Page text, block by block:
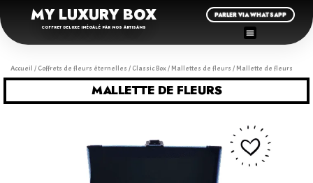
MY LUXURY BOX
COFFRET DELUXE INÉGALÉ PAR NOS ARTISANS
PARLER VIA WHATSAPP
Accueil / Coffrets de fleurs éternelles / Classic Box/ Mallettes de fleurs / Mallette de fleurs
MALLETTE DE FLEURS